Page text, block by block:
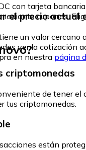
con tarjeta
cupones.
el precio actual
un valor cercano
ver la cotización
en nuestra página
criptomonedas
de tener el
tus criptomonedas.
están